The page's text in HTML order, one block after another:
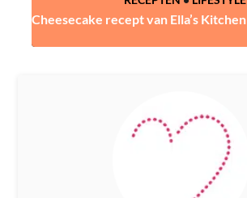
Cheesecake recept van Ella’s Kitchen